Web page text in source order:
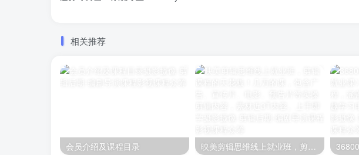
相关推荐
会员介绍及课程目录